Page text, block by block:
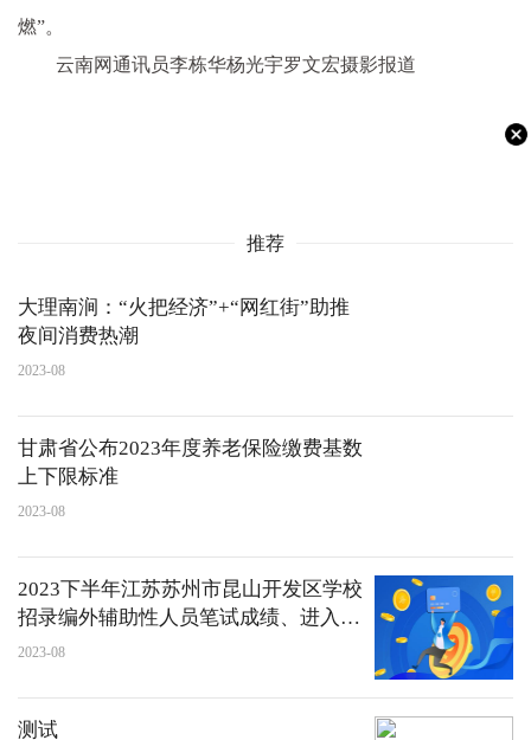
燃”。
云南网通讯员李栋华杨光宇罗文宏摄影报道
推荐
大理南涧：“火把经济”+“网红街”助推
夜间消费热潮
2023-08
甘肃省公布2023年度养老保险缴费基数
上下限标准
2023-08
2023下半年江苏苏州市昆山开发区学校
招录编外辅助性人员笔试成绩、进入资
格复审查询公告
2023-08
测试